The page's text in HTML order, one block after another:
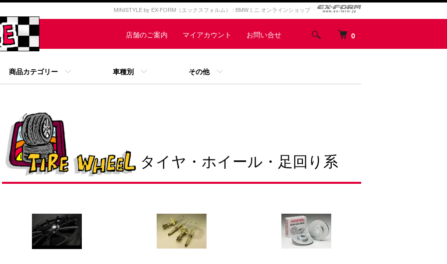
MINISTYLE by EX-FORM（エックスフォルム） : BMWミニ オンラインショップ
0
商品カテゴリー 車種別 その他
店舗のご案内 マイアカウント お問い合せ
タイヤ・ホイール・足回り系